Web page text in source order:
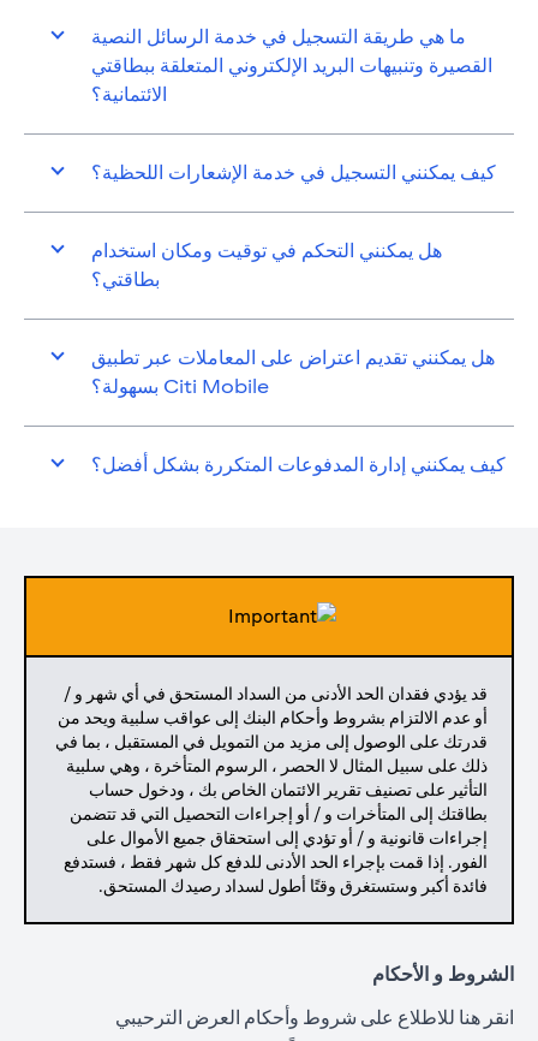
ما هي طريقة التسجيل في خدمة الرسائل النصية
القصيرة وتنبيهات البريد الإلكتروني المتعلقة ببطاقتي
الائتمانية؟
كيف يمكنني التسجيل في خدمة الإشعارات اللحظية؟
هل يمكنني التحكم في توقيت ومكان استخدام
بطاقتي؟
هل يمكنني تقديم اعتراض على المعاملات عبر تطبيق
Citi Mobile بسهولة؟
كيف يمكنني إدارة المدفوعات المتكررة بشكل أفضل؟
قد يؤدي فقدان الحد الأدنى من السداد المستحق في أي شهر و /
أو عدم الالتزام بشروط وأحكام البنك إلى عواقب سلبية ويحد من
قدرتك على الوصول إلى مزيد من التمويل في المستقبل ، بما في
ذلك على سبيل المثال لا الحصر ، الرسوم المتأخرة ، وهي سلبية
التأثير على تصنيف تقرير الائتمان الخاص بك ، ودخول حساب
بطاقتك إلى المتأخرات و / أو إجراءات التحصيل التي قد تتضمن
إجراءات قانونية و / أو تؤدي إلى استحقاق جميع الأموال على
الفور. إذا قمت بإجراء الحد الأدنى للدفع كل شهر فقط ، فستدفع
فائدة أكبر وستستغرق وقتًا أطول لسداد رصيدك المستحق.
الشروط و الأحكام
انقر هنا للاطلاع على شروط وأحكام العرض الترحيبي